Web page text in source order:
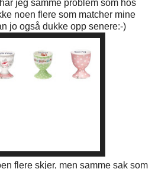
jeg samme problem som hos
noen flere som matcher mine
jo også dukke opp senere:-)
flere skjer, men samme sak som